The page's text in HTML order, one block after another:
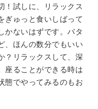
！試しに、リラックス
ぎゅっと食いしばって
かないはずです。バタ
、ほんの数分でもいい
？リラックスして、深
座ることができる時は
態でやってみるのもお